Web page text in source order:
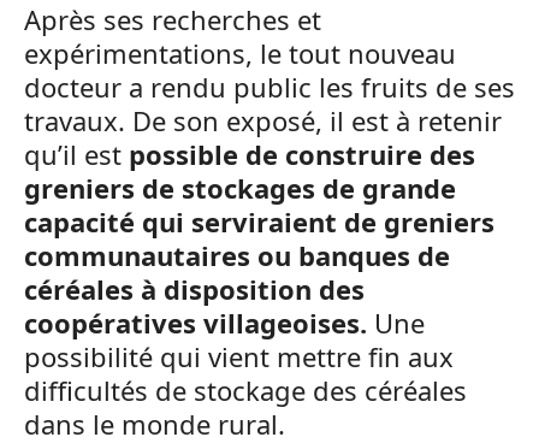
Après ses recherches et
expérimentations, le tout nouveau
docteur a rendu public les fruits de ses
travaux. De son exposé, il est à retenir
qu’il est possible de construire des
greniers de stockages de grande
capacité qui serviraient de greniers
communautaires ou banques de
céréales à disposition des
coopératives villageoises. Une
possibilité qui vient mettre fin aux
difficultés de stockage des céréales
dans le monde rural.